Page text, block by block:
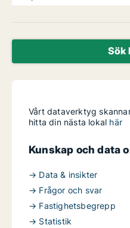
Sök
Vårt dataverktyg
hitta din nästa lokal här
Kunskap och data
→ Data & insikter
→ Frågor och svar
→ Fastighetsbegrepp
→ Statistik